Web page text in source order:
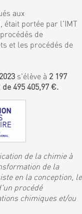
aux
était portée par l'IMT
de
et les procédés de
s'élève à 2 197
de 495 405,97 €.
de la chimie à
de la
en la conception, le
procédé
chimiques et/ou